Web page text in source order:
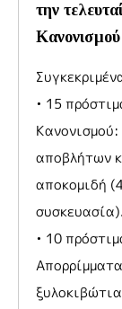
την
• 15
αποβλήτων
αποκομιδή
συσκευασία).
• 10